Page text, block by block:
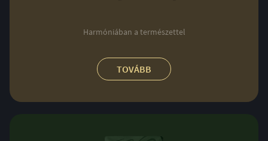
Harmóniában a természettel
TOVÁBB